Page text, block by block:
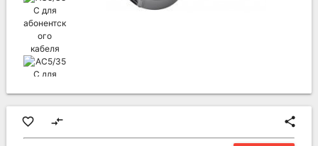
favorite_border compare_arrows share